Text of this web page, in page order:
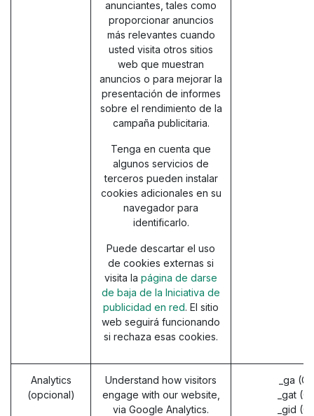
anunciantes, tales como
proporcionar anuncios
más relevantes cuando
usted visita otros sitios
web que muestran
anuncios o para mejorar la
presentación de informes
sobre el rendimiento de la
campaña publicitaria.
Tenga en cuenta que
algunos servicios de
terceros pueden instalar
cookies adicionales en su
navegador para
identificarlo.
Puede descartar el uso
de cookies externas si
visita la página de darse
de baja de la Iniciativa de
publicidad en red. El sitio
web seguirá funcionando
si rechaza esas cookies.
Analytics
(opcional)
Understand how visitors
engage with our website,
via Google Analytics.
_ga
_gat
_gid